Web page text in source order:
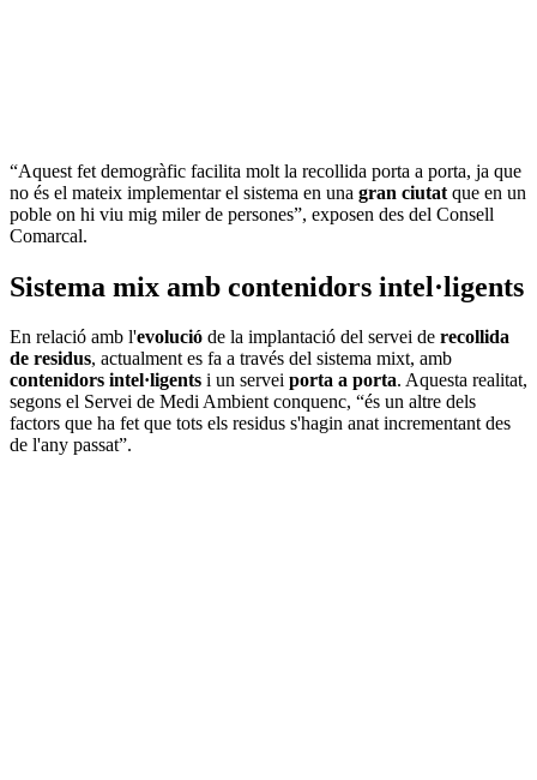
“Aquest fet demogràfic facilita molt la recollida porta a porta, ja que
no és el mateix implementar el sistema en una gran ciutat que en un
poble on hi viu mig miler de persones”, exposen des del Consell
Comarcal.
Sistema mix amb contenidors intel·ligents
En relació amb l'evolució de la implantació del servei de recollida
de residus, actualment es fa a través del sistema mixt, amb
contenidors intel·ligents i un servei porta a porta. Aquesta realitat,
segons el Servei de Medi Ambient conquenc, “és un altre dels
factors que ha fet que tots els residus s'hagin anat incrementant des
de l'any passat”.